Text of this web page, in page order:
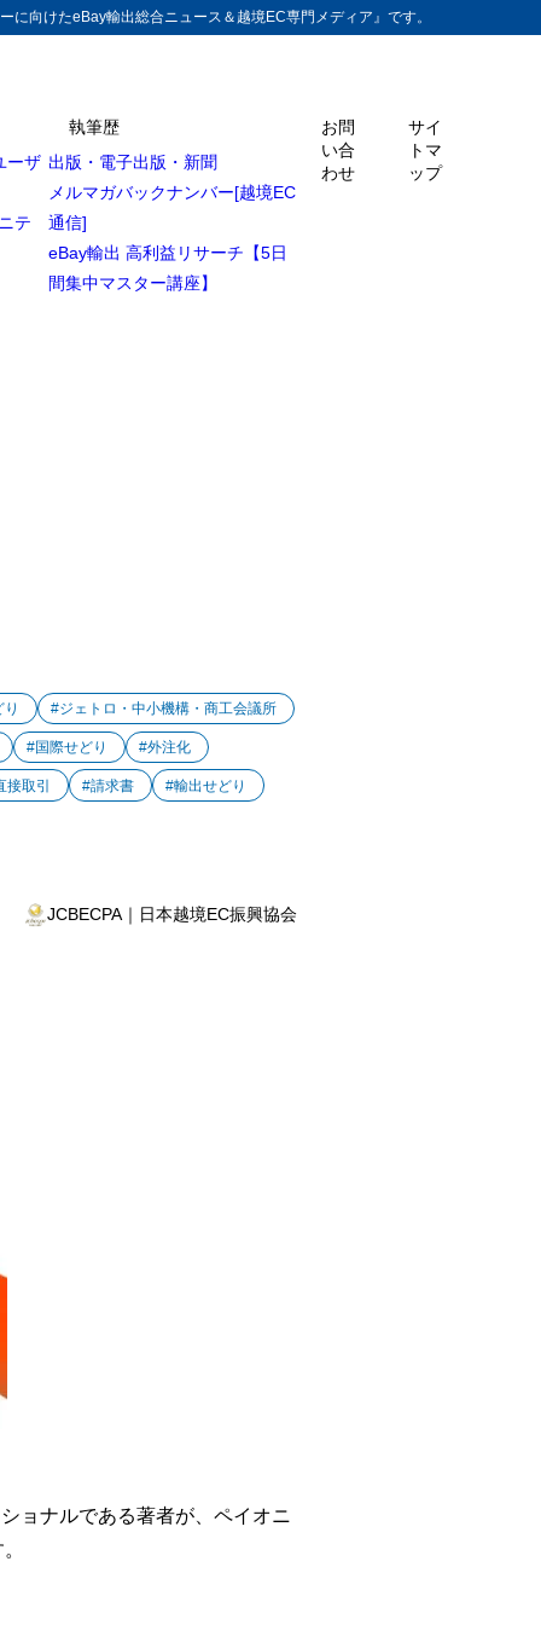
向けたeBay輸出総合ニュース＆越境EC専門メディア』です。
ーザ
テ
執筆歴
出版・電子出版・新聞
メルマガバックナンバー[越境EC
通信]
eBay輸出 高利益リサーチ【5日
間集中マスター講座】
お問
い合
わせ
サイ
トマ
ップ
#ジェトロ・中小機構・商工会議所
#国際せどり #外注化
接取引 #請求書 #輸出せどり
JCBECPA｜日本越境EC振興協会
ョナルである著者が、ペイオニ
案内